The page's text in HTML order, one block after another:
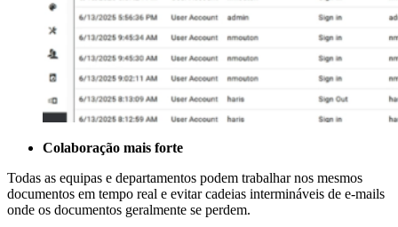
Colaboração mais forte
Todas as equipas e departamentos podem trabalhar nos mesmos
documentos em tempo real e evitar cadeias intermináveis de e-mails
onde os documentos geralmente se perdem.